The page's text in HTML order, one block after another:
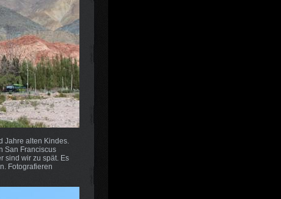
Jahre alten Kindes.
San Franciscus
sind wir zu spät. Es
Fotografieren